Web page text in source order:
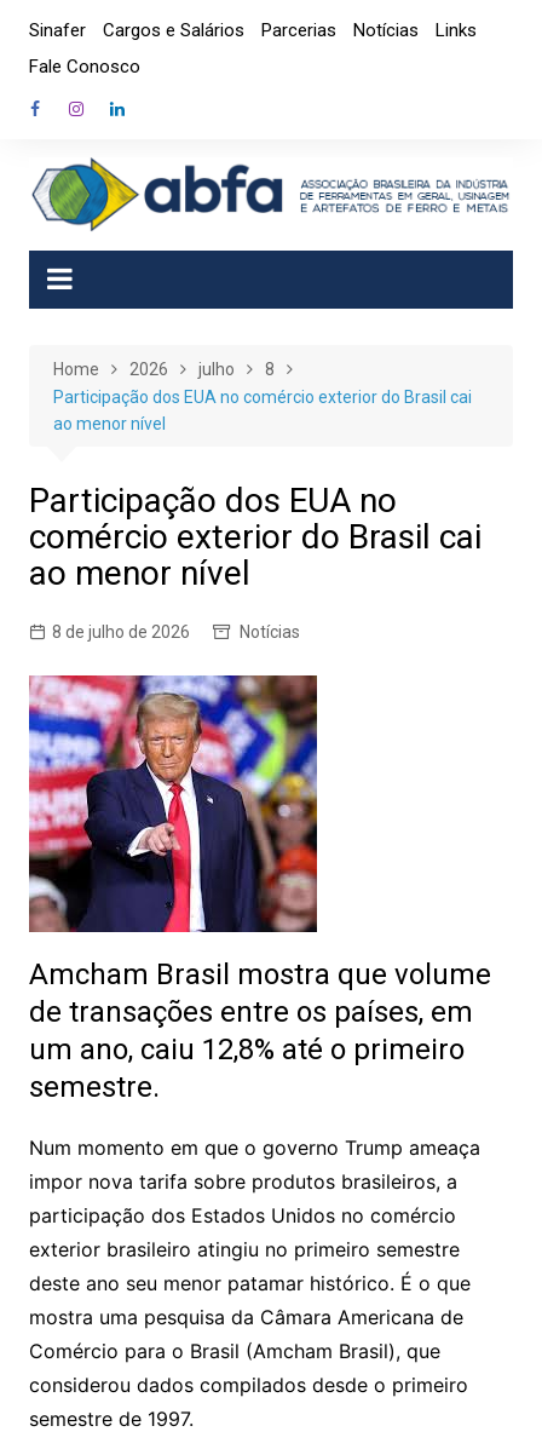
content
Sinafer Cargos e Salários Parcerias Notícias
Links
Fale Conosco
Home 2026 julho
8
Participação dos EUA no comércio exterior do Brasil cai
ao menor nível
Participação dos EUA no
comércio exterior do Brasil cai
ao menor nível
8 de julho de 2026 Notícias
Amcham Brasil mostra que volume
de transações entre os países, em
um ano, caiu 12,8% até o primeiro
semestre.
Num momento em que o governo Trump ameaça
impor nova tarifa sobre produtos brasileiros, a
participação dos Estados Unidos no comércio
exterior brasileiro atingiu no primeiro semestre
deste ano seu menor patamar histórico. É o que
mostra uma pesquisa da Câmara Americana de
Comércio para o Brasil (Amcham Brasil), que
considerou dados compilados desde o primeiro
semestre de 1997.